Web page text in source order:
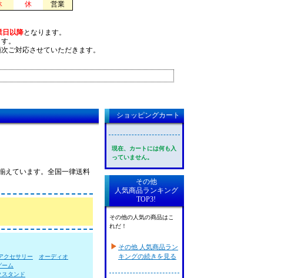
休
営業
日以降となります。
。
ご対応させていただきます。
えています。全国一律送料
クセサリー
オーディオ
ーム
スタンド
ショッピングカート
現在、カートには何も入
っていません。
その他
人気商品ランキング
TOP3!
その他の人気の商品はこ
れだ！
その他 人気商品ラン
キングの続きを見る